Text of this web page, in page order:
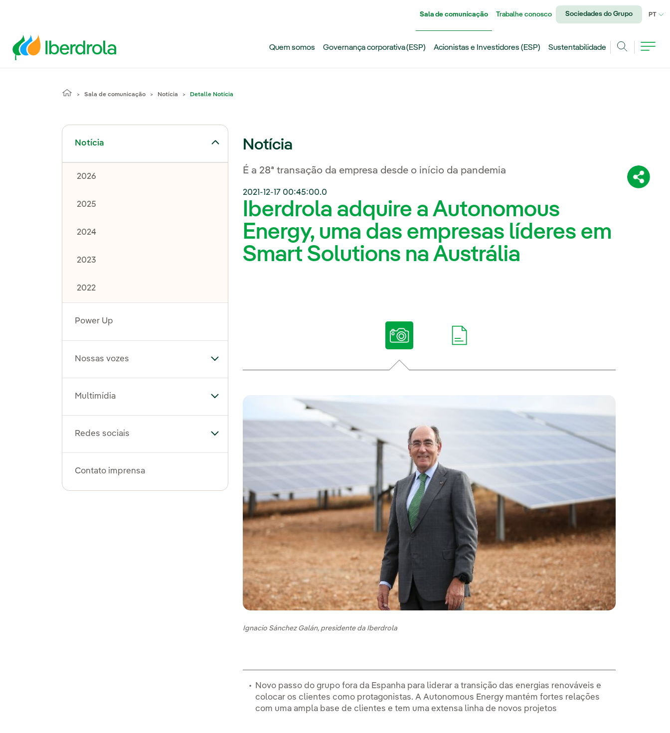
Sala de comunicação Trabalhe conosco Sociedades do Grupo PT
Quem somos Governança corporativa (ESP) Acionistas e Investidores (ESP)
Sustentabilidade
Sala de comunicação Notícia Detalle Notícia
Notícia
Alternar submenu de Notícia
2026
2025
2024
2023
2022
Power Up
Nossas vozes Alternar submenu de Nossas vozes
Multimídia Alternar submenu de Multimídia
Redes sociais Alternar submenu de Redes sociais
Contato imprensa
Notícia
É a 28ª transação da empresa desde o início da pandemia
2021-12-17 00:45:00.0
Iberdrola adquire a Autonomous
Energy, uma das empresas líderes em
Smart Solutions na Austrália
Ignacio Sánchez Galán, presidente da Iberdrola
Novo passo do grupo fora da Espanha para liderar a transição das energias renováveis e
colocar os clientes como protagonistas. A Autonomous Energy mantém fortes relações
com uma ampla base de clientes e tem uma extensa linha de novos projetos